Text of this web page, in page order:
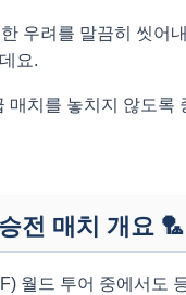
우려를 말끔히 씻어
요.
매치를 놓치지 않도
전 매치 개요 🏸
월드 투어 중에서도